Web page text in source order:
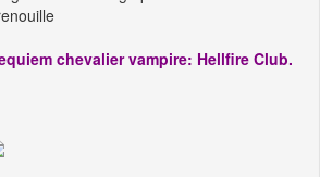
chevalier vampire: Hellfire Club.